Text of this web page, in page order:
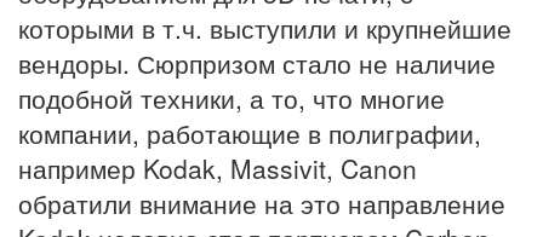
которыми в т.ч. выступили и крупнейшие
вендоры. Сюрпризом стало не наличие
подобной техники, а то, что многие
компании, работающие в полиграфии,
например Kodak, Massivit, Canon
обратили внимание на это направление